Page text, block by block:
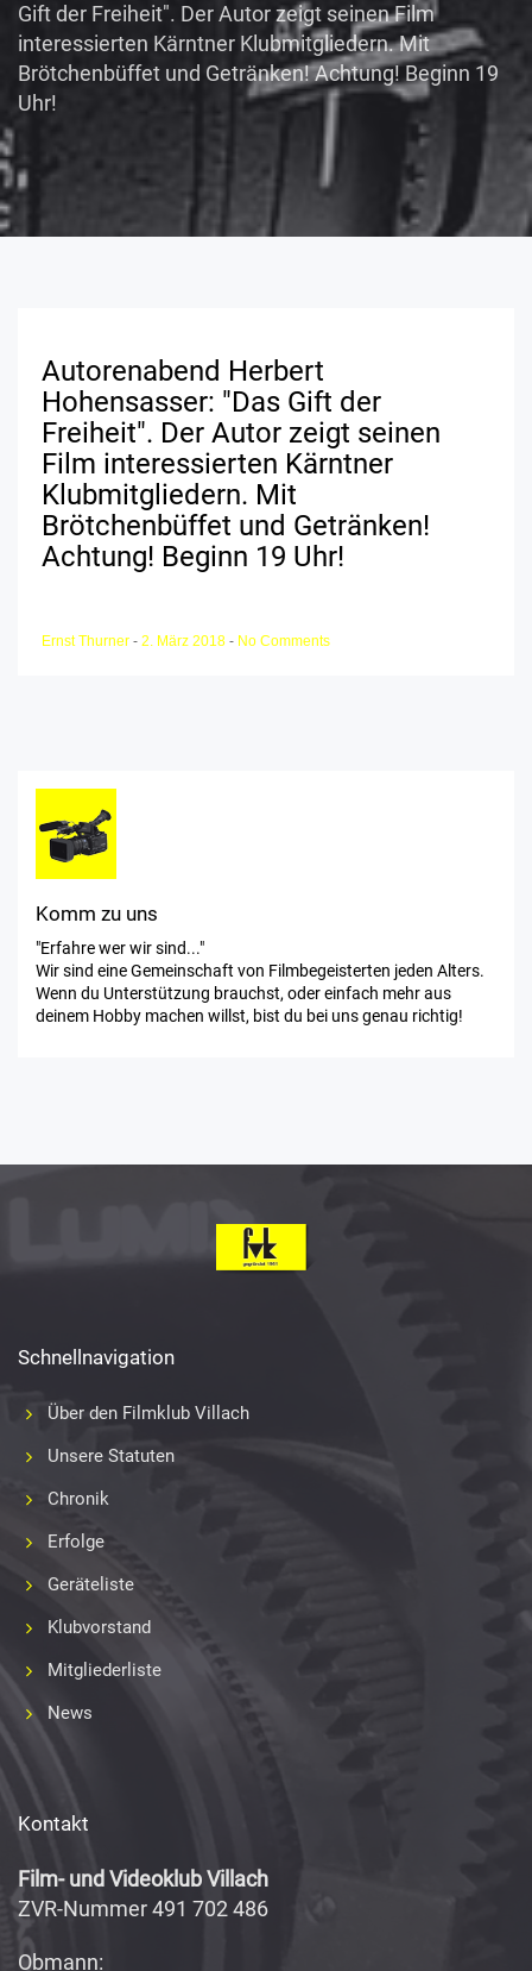
Gift der Freiheit". Der Autor zeigt seinen Film
interessierten Kärntner Klubmitgliedern. Mit
Brötchenbüffet und Getränken! Achtung! Beginn 19
Uhr!
Autorenabend Herbert
Hohensasser: "Das Gift der
Freiheit". Der Autor zeigt seinen
Film interessierten Kärntner
Klubmitgliedern. Mit
Brötchenbüffet und Getränken!
Achtung! Beginn 19 Uhr!
Ernst Thurner - 2. März 2018 - No Comments
Komm zu uns
"Erfahre wer wir sind..."
Wir sind eine Gemeinschaft von Filmbegeisterten jeden Alters.
Wenn du Unterstützung brauchst, oder einfach mehr aus
deinem Hobby machen willst, bist du bei uns genau richtig!
Schnellnavigation
Über den Filmklub Villach
Unsere Statuten
Chronik
Erfolge
Geräteliste
Klubvorstand
Mitgliederliste
News
Kontakt
Film- und Videoklub Villach
ZVR-Nummer 491 702 486
Obmann: